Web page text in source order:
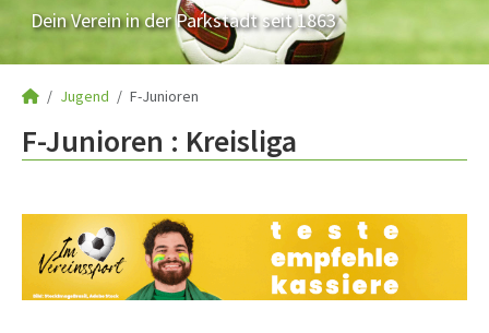
Dein Verein in der Parkstadt seit 1863
Jugend F-Junioren
F-Junioren : Kreisliga